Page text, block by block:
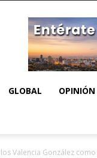
GLOBAL OPINIÓN
Valencia González